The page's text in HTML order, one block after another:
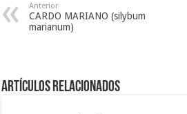
Anterior
CARDO MARIANO (silybum
marianum)
Artículos Relacionados